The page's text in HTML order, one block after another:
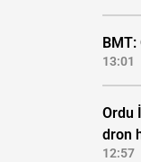
BMT:
13:01
Ordu
dron
12:57